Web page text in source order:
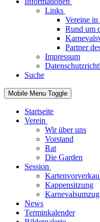
Links
Vereine
Rund um
Partner
Impressum
Suche
Mobile Menu Toggle
Startseite
Verein
Wir über uns
Vorstand
Rat
Die Garden
Session
Kappensitzung
Karnevalsumzug
News
Terminkalender